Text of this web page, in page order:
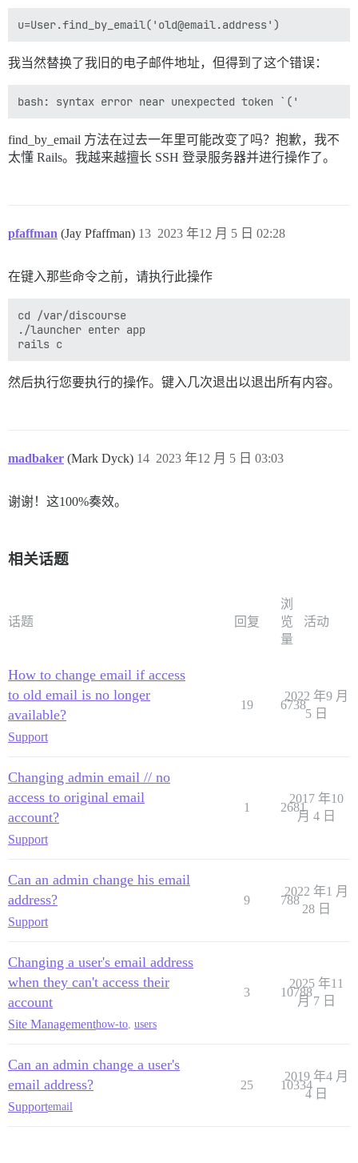
我当然替换了我旧的电子邮件地址，但得到了这个错误：
find_by_email 方法在过去一年里可能改变了吗？抱歉，我不
太懂 Rails。我越来越擅长 SSH 登录服务器并进行操作了。
pfaffman (Jay Pfaffman) 2023 年12 月 5 日 02:28
13
在键入那些命令之前，请执行此操作
cd /var/discourse
./launcher enter app
然后执行您要执行的操作。键入几次退出以退出所有内容。
madbaker (Mark Dyck) 2023 年12 月 5 日 03:03
14
谢谢！这100%奏效。
相关话题
话题 回复
浏
览
量
活动
How to change email if access
to old email is no longer
available?
Support
19 6738
2022 年9 月
5 日
Changing admin email // no
access to original email
account?
Support
1 2681
2017 年10
月 4 日
Can an admin change his email
address?
Support
9 788
2022 年1 月
28 日
Changing a user's email address
when they can't access their
account
Site Managementhow-to, users
3 10788
2025 年11
月 7 日
Can an admin change a user's
email address?
Supportemail
25 10334
2019 年4 月
4 日